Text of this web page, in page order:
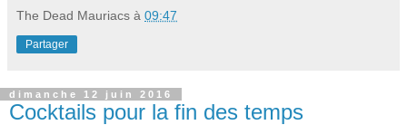
The Dead Mauriacs à 09:47
Partager
dimanche 12 juin 2016
Cocktails pour la fin des temps